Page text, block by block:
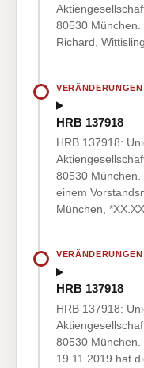
80530 München.
Richard,
VERÄNDERUNGEN
HRB 137918
HRB 137918:
80530
einem
München,
VERÄNDERUNGEN
HRB 137918
HRB 137918:
80530
19.11.2019 hat